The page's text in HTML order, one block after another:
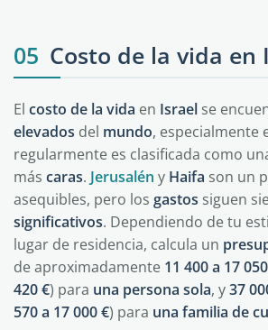
05 Costo de la vida en
El costo de la vida en Israel se
elevados del mundo, especialmente
regularmente es clasificada como
más caras. Jerusalén y Haifa son un
asequibles, pero los gastos siguen
significativos. Dependiendo de tu
lugar de residencia, calcula un
de aproximadamente 11 400 a 17
420 €) para una persona sola, y37
570 a 17 000 €) para una familia de